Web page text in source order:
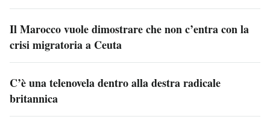
Il Marocco vuole dimostrare che non c’entra con la
crisi migratoria a Ceuta
C’è una telenovela dentro alla destra radicale
britannica